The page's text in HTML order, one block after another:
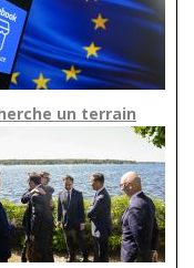
un terrain